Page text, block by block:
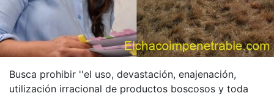
Busca prohibir ''el uso, devastación, enajenación,
utilización irracional de productos boscosos y toda